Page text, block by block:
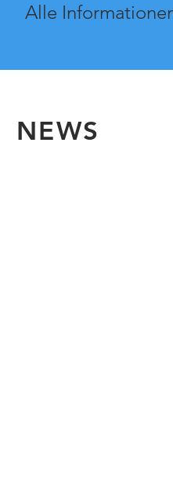
Alle
NEWS